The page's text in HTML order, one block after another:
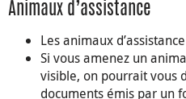
Animaux d’assistance
Les animaux
Si vous amenez un
visible, on pourrait vous
documents émis par un